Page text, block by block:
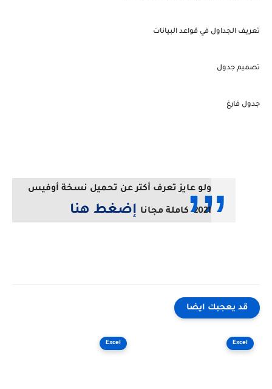
تعريف الجداول في قواعد البيانات
تصميم جدول
جدول فارغ
ولو عايز تعرف أكتر عن تحميل نسخة أوفيس
2021 كاملة مجانا إضغط هنا
قد يعجبك ايضا
Excel
Excel